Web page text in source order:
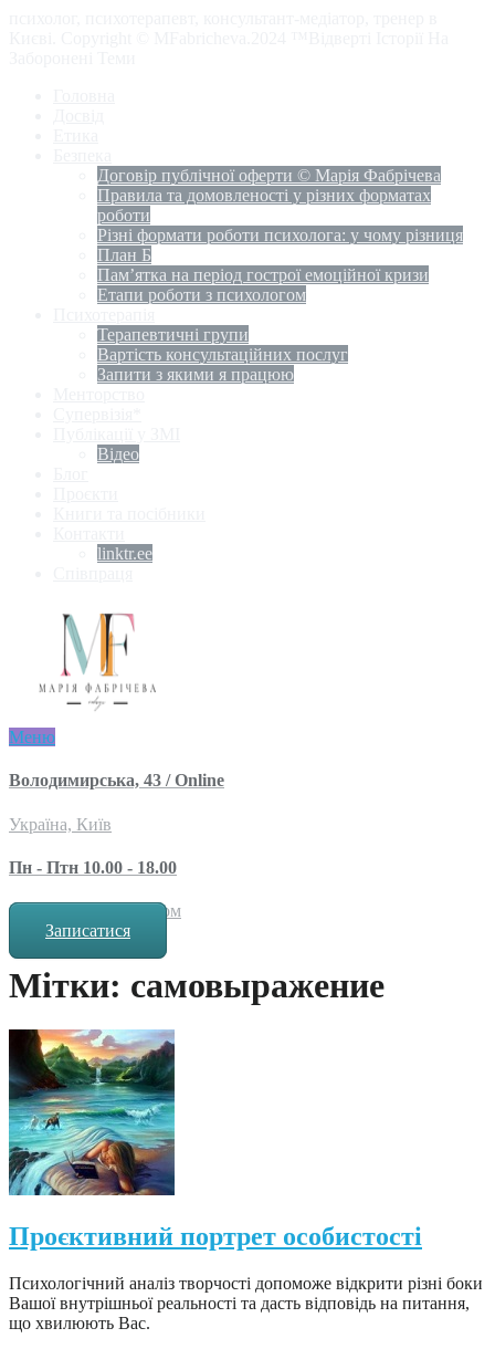
Договір публічної оферти © Марія Фабрічева
Правила та домовленості у різних форматах
роботи
Різні формати роботи психолога: у чому різниця
План Б
Пам’ятка на період гострої емоційної кризи
Етапи роботи з психологом
Терапевтичні групи
Вартість консультаційних послуг
Запити з якими я працюю
Відео
linktr.ee
Меню
Володимирська, 43 / Online
Україна, Київ
Пн - Птн 10.00 - 18.00
за попереднім записом
Записатися
Мітки: самовыражение
Проєктивний портрет особистості
Психологічний аналіз творчості допоможе відкрити різні боки
Вашої внутрішньої реальності та дасть відповідь на питання,
що хвилюють Вас.